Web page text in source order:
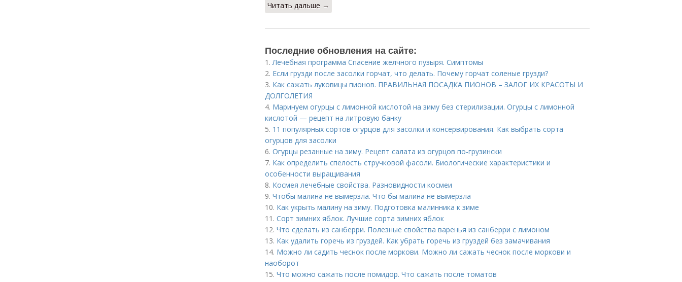
Читать дальше →
Последние обновления на сайте:
1.Лечебная программа Спасение желчного пузыря. Симптомы
2. Если грузди после засолки горчат, что делать. Почему горчат соленые грузди?
3. Как сажать луковицы пионов. ПРАВИЛЬНАЯ ПОСАДКА ПИОНОВ – ЗАЛОГ ИХ КРАСОТЫ И
ДОЛГОЛЕТИЯ
4. Маринуем огурцы с лимонной кислотой на зиму без стерилизации. Огурцы с лимонной
кислотой — рецепт на литровую банку
5. 11 популярных сортов огурцов для засолки и консервирования. Как выбрать сорта
огурцов для засолки
6. Огурцы резанные на зиму. Рецепт салата из огурцов по-грузински
7. Как определить спелость стручковой фасоли. Биологические характеристики и
особенности выращивания
8. Космея лечебные свойства. Разновидности космеи
9. Чтобы малина не вымерзла. Что бы малина не вымерзла
10. Как укрыть малину на зиму. Подготовка малинника к зиме
11. Сорт зимних яблок. Лучшие сорта зимних яблок
12. Что сделать из санберри. Полезные свойства варенья из санберри с лимоном
13. Как удалить горечь из груздей. Как убрать горечь из груздей без замачивания
14. Можно ли садить чеснок после моркови. Можно ли сажать чеснок после моркови и
наоборот
15. Что можно сажать после помидор. Что сажать после томатов